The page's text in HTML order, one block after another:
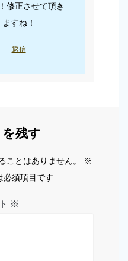
修正させて頂き
ますね！
返信
残す
ことはありません。
※
必須項目です
※